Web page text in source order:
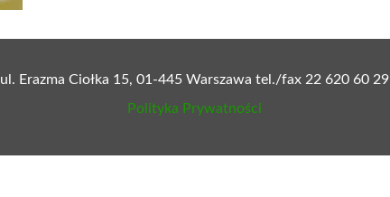
ul. Erazma Ciołka 15, 01-445 Warszawa tel./fax 22 620 60 29
Polityka Prywatności